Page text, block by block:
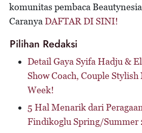
komunitas pembaca Beautynesia
Caranya DAFTAR DI SINI!
Pilihan Redaksi
Detail Gaya Syifa Hadju &
Show Coach, Couple
Week!
5 Hal Menarik dari
Findikoglu Spring/Summer